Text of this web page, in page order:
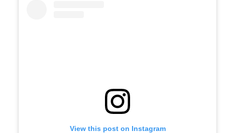
View this post on Instagram